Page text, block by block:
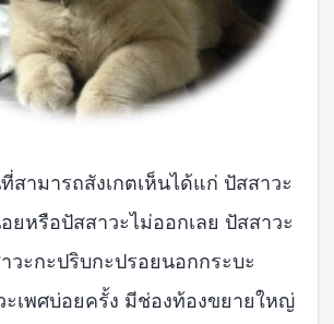
สามารถสังเกตเห็นได้แก่ ปัสสาวะ
ยหรือปัสสาวะไม่ออกเลย ปัสสาวะ
วะกะปริบกะปรอยนอกกระบะ
ะเพศบ่อยครั้ง มีช่องท้องขยายใหญ่